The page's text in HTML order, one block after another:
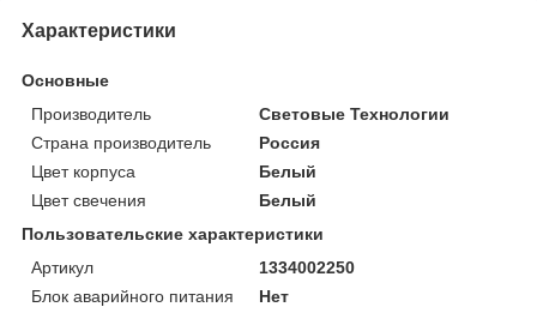
Характеристики
Основные
Производитель
Световые Технологии
Страна производитель
Россия
Цвет корпуса
Белый
Цвет свечения
Белый
Пользовательские характеристики
Артикул
1334002250
Блок аварийного питания
Нет